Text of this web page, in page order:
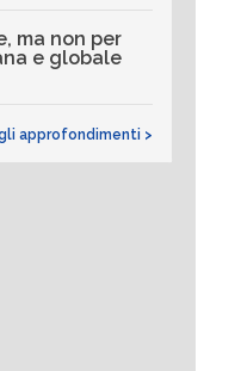
ma non per
e globale
approfondimenti >